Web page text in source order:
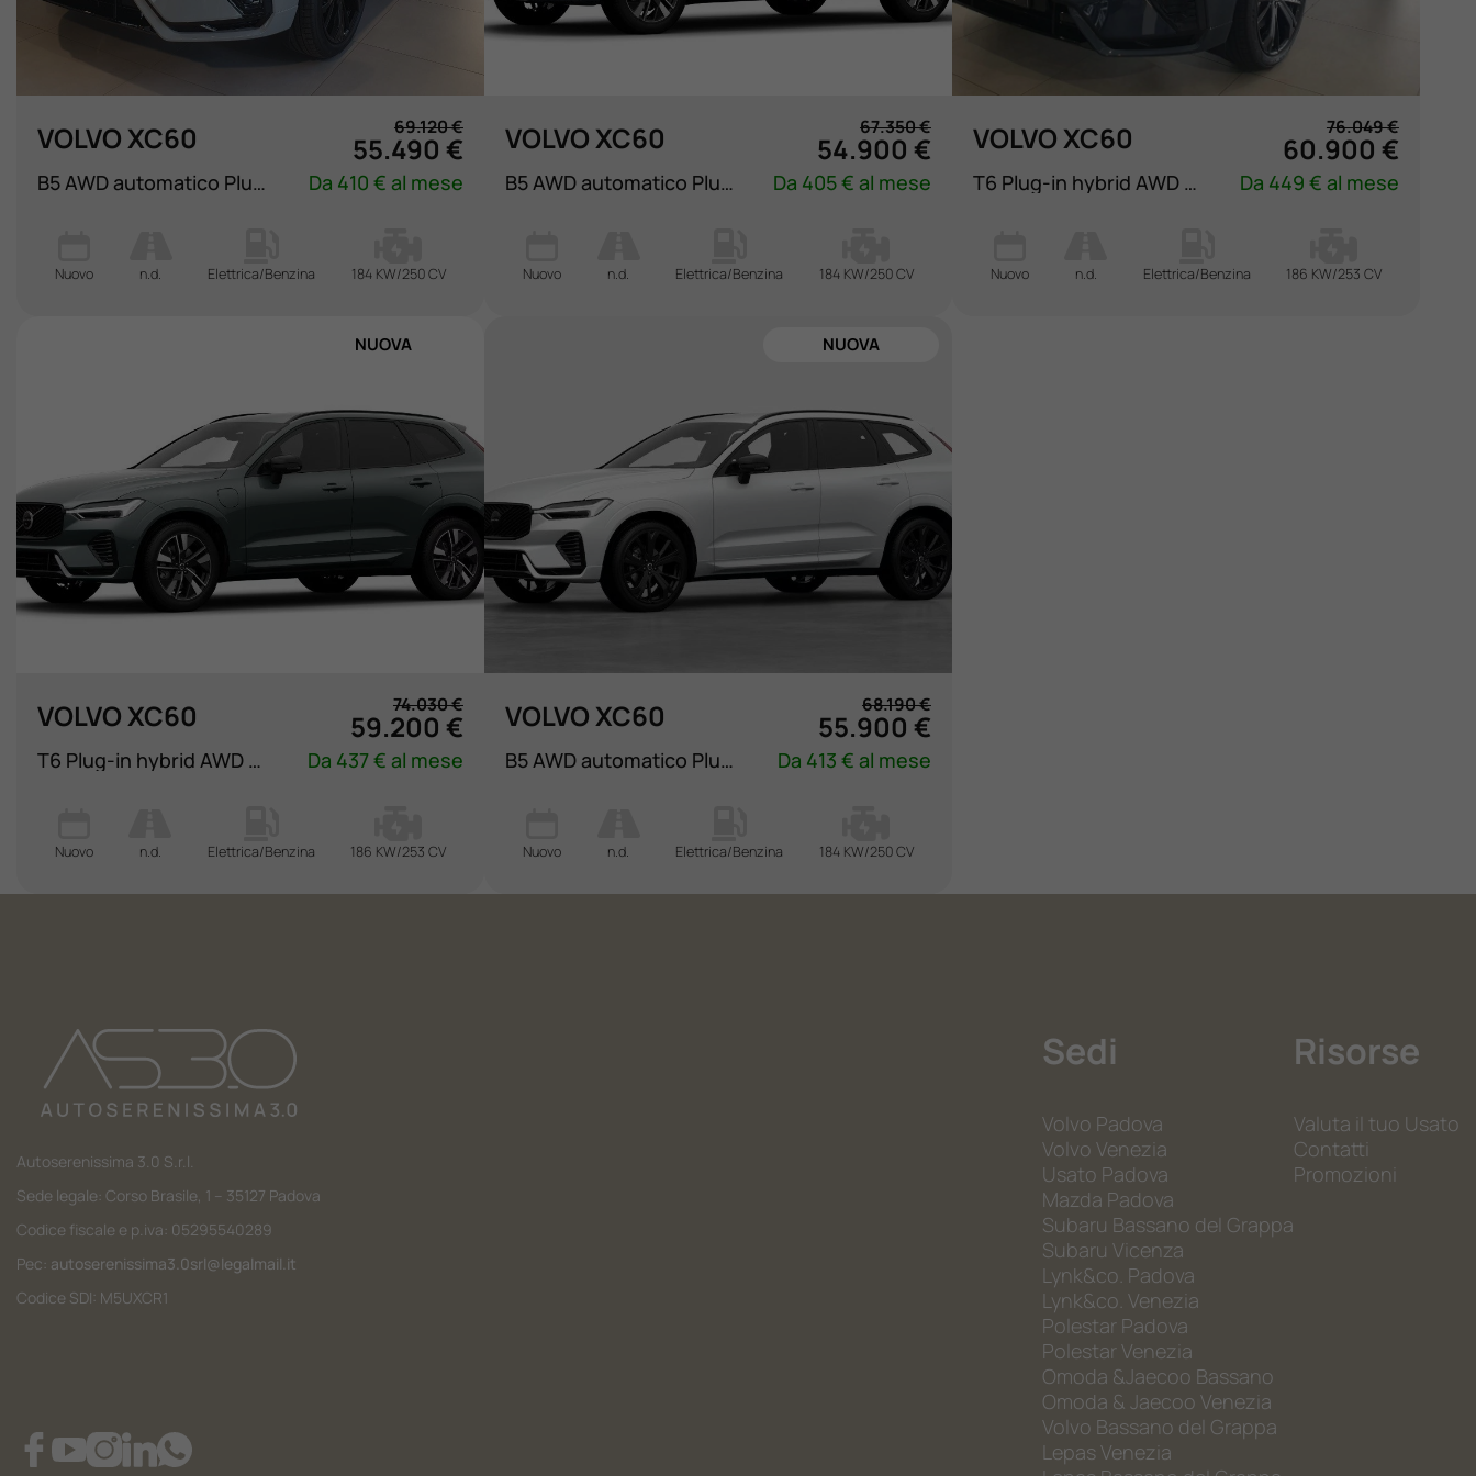
Lavora Con Noi
VOLVO XC60 69.120 €
55.490 €
B5 AWD automatico Plus Black Edition Da 410 € al mese
Nuovo n.d. Elettrica/Benzina 184 KW/250 CV
VOLVO XC60 67.350 €
54.900 €
B5 AWD automatico Plus Dark Da 405 € al mese
Nuovo n.d. Elettrica/Benzina 184 KW/250 CV
VOLVO XC60 76.049 €
60.900 €
T6 Plug-in hybrid AWD automatico Plus Black Editio Da 449 € al mese
Nuovo n.d. Elettrica/Benzina 186 KW/253 CV
NUOVA
VOLVO XC60 74.030 €
59.200 €
T6 Plug-in hybrid AWD automatico Plus Dark Da 437 € al mese
Nuovo n.d. Elettrica/Benzina 186 KW/253 CV
NUOVA
VOLVO XC60 68.190 €
55.900 €
B5 AWD automatico Plus Black Edition Da 413 € al mese
Nuovo n.d. Elettrica/Benzina 184 KW/250 CV
Autoserenissima 3.0 S.r.l.
Sede legale: Corso Brasile, 1 – 35127 Padova
Codice fiscale e p.iva: 05295540289
Pec: autoserenissima3.0srl@legalmail.it
Codice SDI: M5UXCR1
Sedi
Volvo Padova
Volvo Venezia
Usato Padova
Mazda Padova
Subaru Bassano del Grappa
Subaru Vicenza
Lynk&co. Padova
Lynk&co. Venezia
Polestar Padova
Polestar Venezia
Omoda &Jaecoo Bassano
Omoda & Jaecoo Venezia
Volvo Bassano del Grappa
Lepas Venezia
Risorse
Valuta il tuo Usato
Contatti
Promozioni